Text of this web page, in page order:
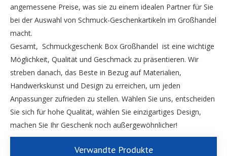
angemessene Preise, was sie zu einem idealen Partner für Sie
bei der Auswahl von Schmuck-Geschenkartikeln im Großhandel
macht.
Gesamt, Schmuckgeschenk Box Großhandel ist eine wichtige
Möglichkeit, Qualität und Geschmack zu präsentieren. Wir
streben danach, das Beste in Bezug auf Materialien,
Handwerkskunst und Design zu erreichen, um jeden
Anpassunger zufrieden zu stellen. Wählen Sie uns, entscheiden
Sie sich für hohe Qualität, wählen Sie einzigartiges Design,
machen Sie Ihr Geschenk noch außergewöhnlicher!
Verwandte Produkte